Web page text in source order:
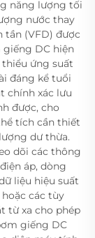
năng lượng tối
nước thay
tần (VFD) được
DC hiện
ứng suất
đáng kể tuổi
chính xác lưu
được, cho
tích cần thiết
dư thừa.
dõi các thông
áp, dòng
liệu hiệu suất
các tùy
từ xa cho phép
giếng DC